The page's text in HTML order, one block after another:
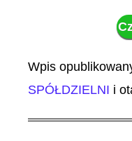
Wpis
SPÓŁDZIELNI i